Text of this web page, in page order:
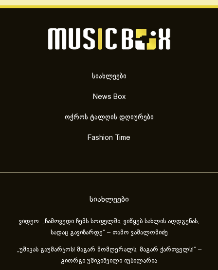
სიახლეები
News Box
ოქროს ტალღის დღიურები
Fashion Time
სიახლეები
ვიდეო: „ჩამოვედი ჩემს სოფელში, ვიწყებ სახლის აღდგენას,
სადაც გავიზარდე“ – თამო ვაშალომიძე
„უშიკას გაუმარჯოს! მაგარ მომღერალს, მაგარ ქართველს!“ –
გიორგი უშიკიშვილი იუბილარია